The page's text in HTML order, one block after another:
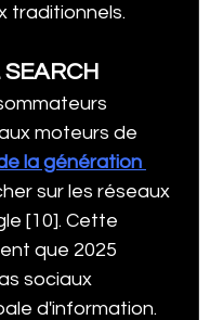
traditionnels.
moteurs de
la génération
sur les réseaux
[10]. Cette
que 2025
sociaux
d'information.